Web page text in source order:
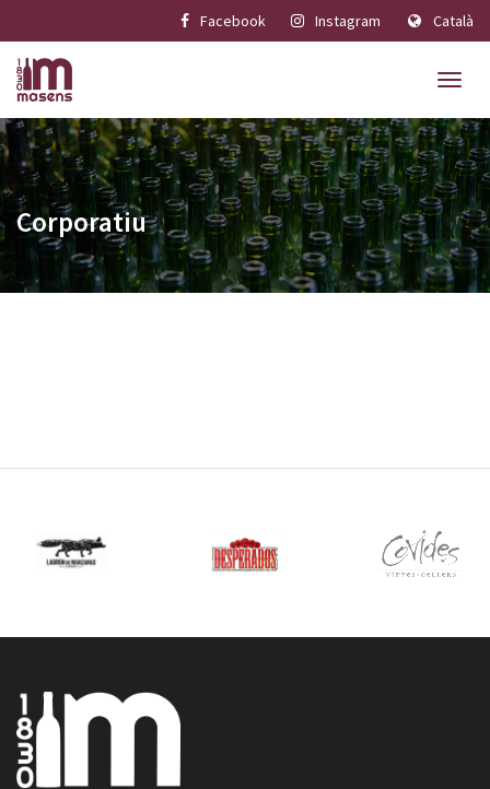
Català
Facebook Instagram
Corporatiu